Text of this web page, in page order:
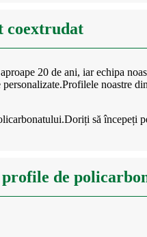
coextrudat
20 de ani, iar echipa
noastre
să începeți
de